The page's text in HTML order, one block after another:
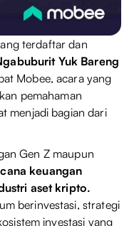
terdaftar dan
Yuk Bareng
Mobee, acara yang
pemahaman
menjadi bagian dari
Gen Z maupun
keuangan
aset kripto.
berinvestasi, strategi
investasi yang